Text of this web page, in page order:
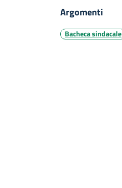
Argomenti
Bacheca sindacale